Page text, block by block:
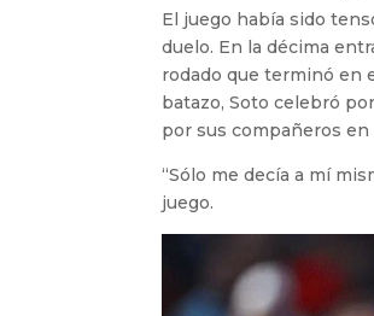
El juego había sido
duelo. En la décima
rodado que terminó en
batazo, Soto celebró
por sus compañeros en
“Sólo me decía a mí
juego.